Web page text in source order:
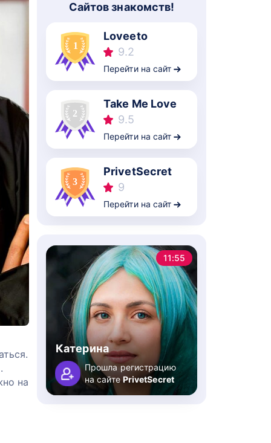
на
Cайтов знакомств!
Loveeto
9.2
Перейти на сайт
Take Me Love
9.5
Перейти на сайт
PrivetSecret
9
Перейти на сайт
11:55
Катерина
Прошла регистрацию
на сайте PrivetSecret